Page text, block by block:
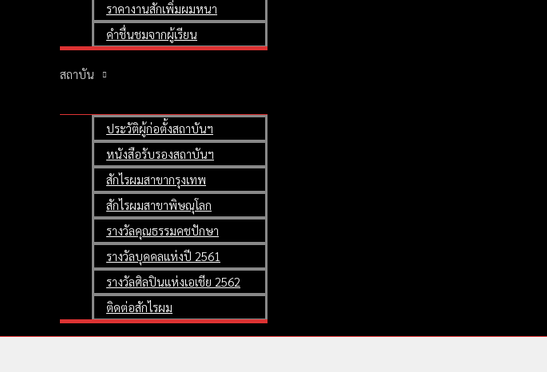
ราคางานสักเพิ่มผมหนา
คำชื่นชมจากผู้เรียน
สถาบัน
ประวัติผู้ก่อตั้งสถาบันฯ
หนังสือรับรองสถาบันฯ
สักไรผมสาขากรุงเทพ
สักไรผมสาขาพิษณุโลก
รางวัลคุณธรรมคชปักษา
รางวัลบุคคลแห่งปี 2561
รางวัลศิลปินแห่งเอเชีย 2562
ติดต่อสักไรผม
SMP Private Class
เรียนสักสกินเฮด สักตอผม 3 มิติ สักไรผม
Mr. Gillet Yannick (Student)
Miss. Kanya Kamphino (Student)
Miss. Ananya Pothisawang (Student)
Teach & Control by Master Swan